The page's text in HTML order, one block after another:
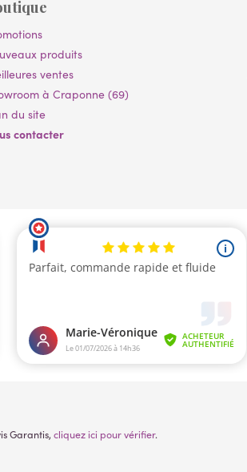
produits
ventes
à Craponne (69)
du site
contacter
Garantis, cliquez ici pour vérifier.